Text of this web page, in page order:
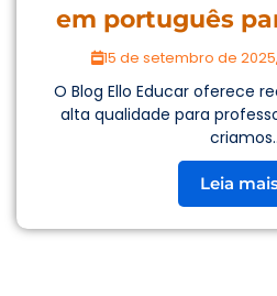
em português
15 de setembro de 2025
O Blog Ello Educar oferece
alta qualidade para
Leia